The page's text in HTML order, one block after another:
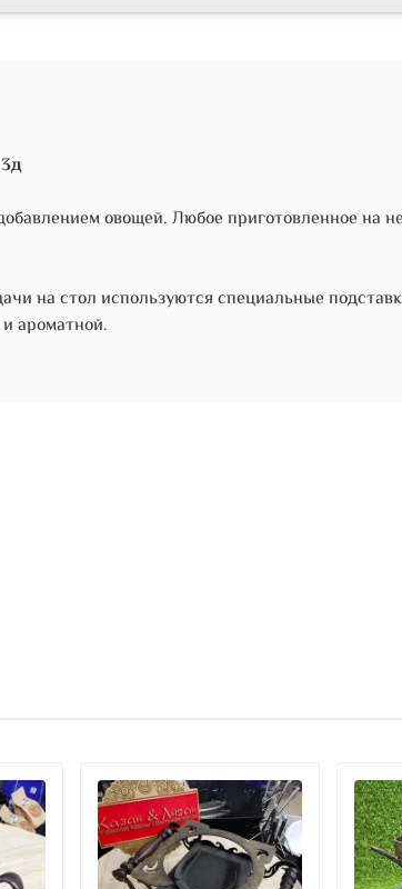
овощей. Любое приготовленное на
на стол используются специальные
ароматной.